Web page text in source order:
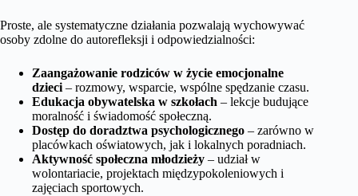
Proste, ale systematyczne działania pozwalają wychowywać
osoby zdolne do autorefleksji i odpowiedzialności:
Zaangażowanie rodziców w życie emocjonalne
dzieci – rozmowy, wsparcie, wspólne spędzanie czasu.
Edukacja obywatelska w szkołach – lekcje budujące
moralność i świadomość społeczną.
Dostęp do doradztwa psychologicznego – zarówno w
placówkach oświatowych, jak i lokalnych poradniach.
Aktywność społeczna młodzieży – udział w
wolontariacie, projektach międzypokoleniowych i
zajęciach sportowych.